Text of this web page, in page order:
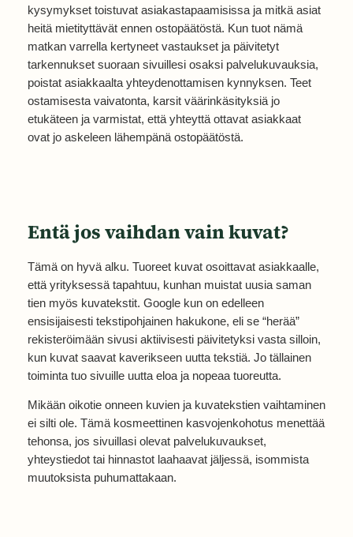
kysymykset toistuvat asiakastapaamisissa ja mitkä asiat
heitä mietityttävät ennen ostopäätöstä. Kun tuot nämä
matkan varrella kertyneet vastaukset ja päivitetyt
tarkennukset suoraan sivuillesi osaksi palvelukuvauksia,
poistat asiakkaalta yhteydenottamisen kynnyksen. Teet
ostamisesta vaivatonta, karsit väärinkäsityksiä jo
etukäteen ja varmistat, että yhteyttä ottavat asiakkaat
ovat jo askeleen lähempänä ostopäätöstä.
Entä jos vaihdan vain kuvat?
Tämä on hyvä alku. Tuoreet kuvat osoittavat asiakkaalle,
että yrityksessä tapahtuu, kunhan muistat uusia saman
tien myös kuvatekstit. Google kun on edelleen
ensisijaisesti tekstipohjainen hakukone, eli se “herää”
rekisteröimään sivusi aktiivisesti päivitetyksi vasta silloin,
kun kuvat saavat kaverikseen uutta tekstiä. Jo tällainen
toiminta tuo sivuille uutta eloa ja nopeaa tuoreutta.
Mikään oikotie onneen kuvien ja kuvatekstien vaihtaminen
ei silti ole. Tämä kosmeettinen kasvojenkohotus menettää
tehonsa, jos sivuillasi olevat palvelukuvaukset,
yhteystiedot tai hinnastot laahaavat jäljessä, isommista
muutoksista puhumattakaan.